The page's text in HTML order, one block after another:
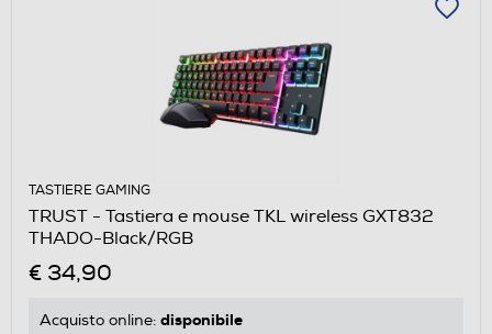
TASTIERE GAMING
TRUST - Tastiera e mouse TKL wireless GXT832
THADO-Black/RGB
€ 34,90
Acquisto online: disponibile